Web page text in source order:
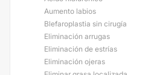
Aumento labios
Blefaroplastia sin cirugía
Eliminación arrugas
Eliminación de estrías
Eliminación ojeras